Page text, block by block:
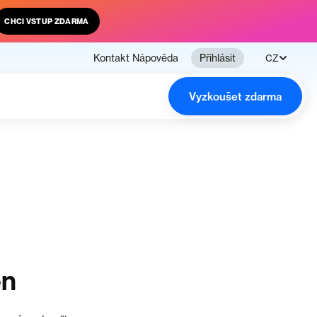
CHCI VSTUP ZDARMA
Kontakt Nápověda Přihlásit CZ
Vyzkoušet zdarma